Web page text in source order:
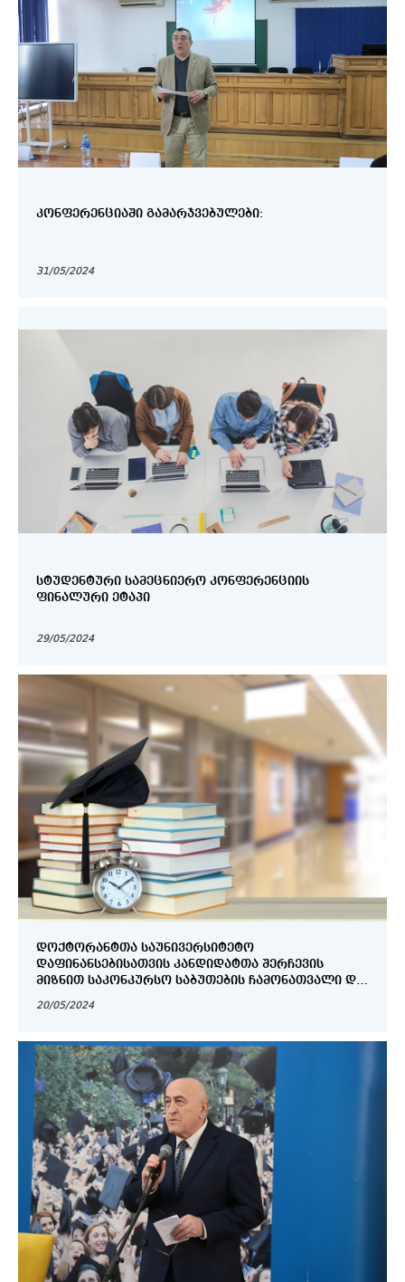
ᲙᲝᲜᲤᲔᲠᲔᲜᲪᲘᲐᲨᲘ ᲒᲐᲛᲐᲠᲯᲕᲔᲑᲣᲚᲔᲑᲘ:
31/05/2024
ᲡᲢᲣᲓᲔᲜᲢᲣᲠᲘ ᲡᲐᲛᲔᲪᲜᲘᲔᲠᲝ ᲙᲝᲜᲤᲔᲠᲔᲜᲪᲘᲘᲡ
ᲤᲘᲜᲐᲚᲣᲠᲘ ᲔᲢᲐᲞᲘ
29/05/2024
ᲓᲝᲥᲢᲝᲠᲐᲜᲢᲗᲐ ᲡᲐᲣᲜᲘᲕᲔᲠᲡᲘᲢᲔᲢᲝ
ᲓᲐᲤᲘᲜᲐᲜᲡᲔᲑᲘᲡᲐᲗᲕᲘᲡ ᲙᲐᲜᲓᲘᲓᲐᲢᲗᲐ ᲨᲔᲠᲩᲔᲕᲘᲡ
ᲛᲘᲖᲜᲘᲗ ᲡᲐᲙᲝᲜᲙᲣᲠᲡᲝ ᲡᲐᲑᲣᲗᲔᲑᲘᲡ ᲩᲐᲛᲝᲜᲐᲗᲕᲐᲚᲘ ᲓᲐ
20/05/2024